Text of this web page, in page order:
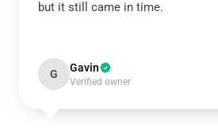
but it still came in time.
G Gavin
Verified owner